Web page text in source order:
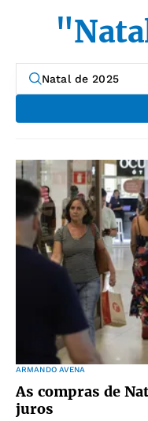
ARMANDO AVENA
As compras de
juros